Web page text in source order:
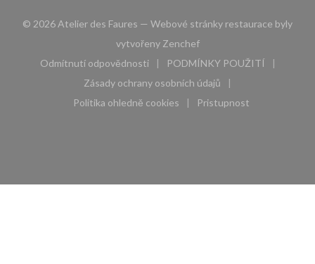
© 2026 Atelier des Faures — Webové stránky restaurace byly
vytvořeny Zenchef((otevře se v novém okně))
Odmítnutí odpovědnosti
((otevře se v novém okně))
PODMÍNKY POUŽITÍ
((otevře se v novém
Zásady ochrany osobních údajů
((otevře se v novém okně))
Politika ohledně cookies
((otevře se v novém okně))
Pristupnost
((otevře se v novém